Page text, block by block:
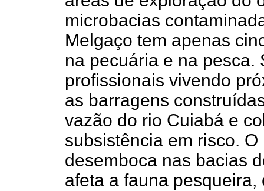
microbacias
Melgaço tem apenas
na pecuária e na pesca.
profissionais vivendo
as barragens
vazão do rio Cuiabá e
subsistência em risco.
desemboca nas bacias
afeta a fauna